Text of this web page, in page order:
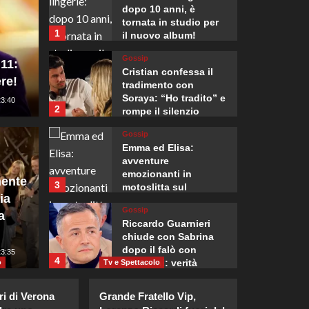
Hiroshima, la
Takaichi
principi non
1
dopo 10 anni, è
tornata in studio per
il nuovo album!
2
Gossip
Cristian confessa il
tradimento con
Soraya: “Ho tradito” e
rompe il silenzio
3
Gossip
Emma ed Elisa:
avventure
emozionanti in
motoslitta sul
più grande d’Islanda.
4
Gossip
Riccardo Guarnieri
chiude con Sabrina
dopo il falò con
Giovanni: verità
Chiara Ferragni:
di Verona
Tv e Spettacolo
Grande Fratello Vip,